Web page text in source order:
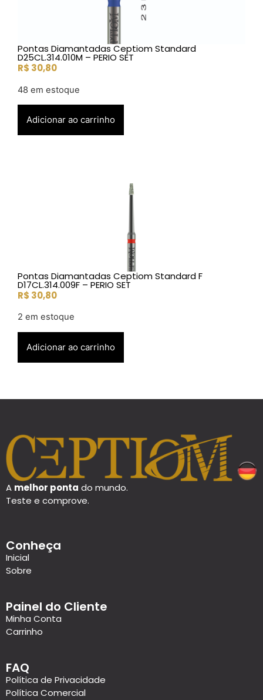
Pontas Diamantadas Ceptiom Standard
D25CL.314.010M – PERIO SET
R$ 30,80
48 em estoque
Adicionar ao carrinho
Pontas Diamantadas Ceptiom Standard F
D17CL.314.009F – PERIO SET
R$ 30,80
2 em estoque
Adicionar ao carrinho
A melhor ponta do mundo.
Teste e comprove.
Conheça
Inicial
Sobre
Painel do Cliente
Minha Conta
Carrinho
FAQ
Política de Privacidade
Política Comercial